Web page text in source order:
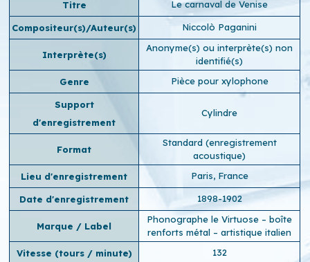
Titre Le carnaval de Venise
Compositeur(s)/Auteur(s) Niccolò Paganini
Interprète(s)
Anonyme(s) ou interprète(s) non
identifié(s)
Genre
Pièce pour xylophone
Support
d'enregistrement
Cylindre
Format
Standard (enregistrement
acoustique)
Lieu d'enregistrement
Paris, France
Date d'enregistrement 1898-1902
Marque / Label
Phonographe le Virtuose – boîte
renforts métal – artistique italien
Vitesse (tours / minute)
132